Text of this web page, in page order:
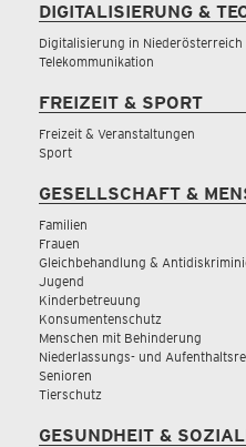
DIGITALISIERUNG &
Digitalisierung in Niederösterreich
Telekommunikation
FREIZEIT & SPORT
Freizeit & Veranstaltungen
Sport
GESELLSCHAFT &
Familien
Frauen
Gleichbehandlung &
Jugend
Kinderbetreuung
Konsumentenschutz
Menschen mit Behinderung
Niederlassungs- und
Senioren
Tierschutz
GESUNDHEIT &